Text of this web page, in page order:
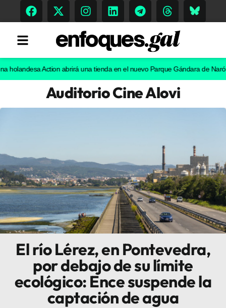
Gastronomía
Escenarios
Sostenibilidad
Innova
Action abrirá una tienda en el nuevo Parque Gándara de Narón El
Auditorio Cine Alovi
El río Lérez, en Pontevedra,
por debajo de su límite
ecológico: Ence suspende la
captación de agua